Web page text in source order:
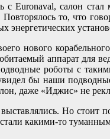
с Euronaval, салон
то, что
энергетических
нового
аппарат для
роботы с
бы наши
даже «Иджис» не
Но стоит
какими-то